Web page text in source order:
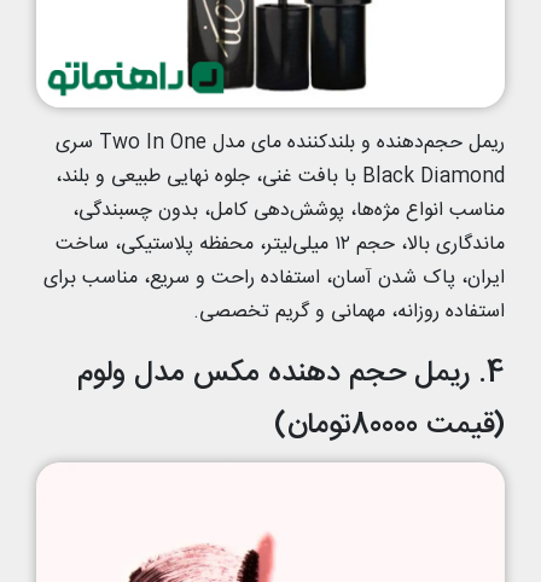
ریمل حجم‌دهنده و بلندکننده مای مدل Two In One سری
Black Diamond با بافت غنی، جلوه نهایی طبیعی و بلند،
مناسب انواع مژه‌ها، پوشش‌دهی کامل، بدون چسبندگی،
ماندگاری بالا، حجم ۱۲ میلی‌لیتر، محفظه پلاستیکی، ساخت
ایران، پاک شدن آسان، استفاده راحت و سریع، مناسب برای
استفاده روزانه، مهمانی و گریم تخصصی.
4. ریمل حجم دهنده مکس مدل ولوم
(قیمت 80000تومان)